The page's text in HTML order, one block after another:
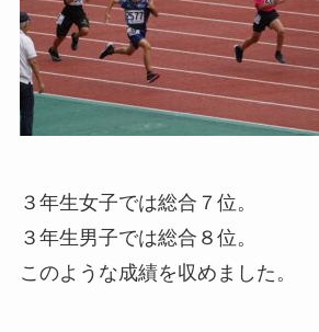
３年生女子では総合７位。
３年生男子では総合８位。
このような成績を収めました。